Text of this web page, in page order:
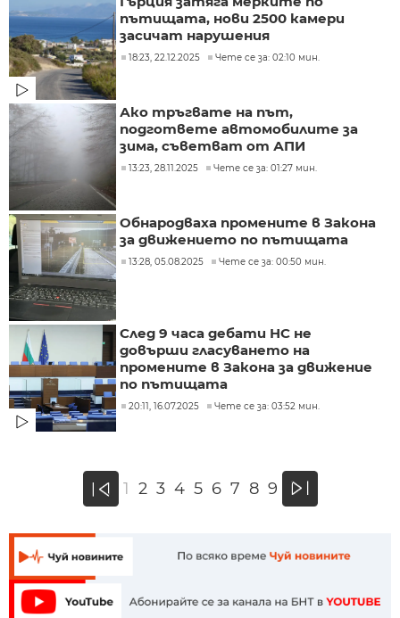
пътищата, нови 2500 камери
засичат нарушения
18:23, 22.12.2025 Чете се за: 02:10 мин.
Ако тръгвате на път,
подгответе автомобилите за
зима, съветват от АПИ
13:23, 28.11.2025 Чете се за: 01:27 мин.
Обнародваха промените в Закона
за движението по пътищата
13:28, 05.08.2025 Чете се за: 00:50 мин.
След 9 часа дебати НС не
довърши гласуването на
промените в Закона за движение
по пътищата
20:11, 16.07.2025 Чете се за: 03:52 мин.
« 1 2 3 4 5 6 7 8 9 »